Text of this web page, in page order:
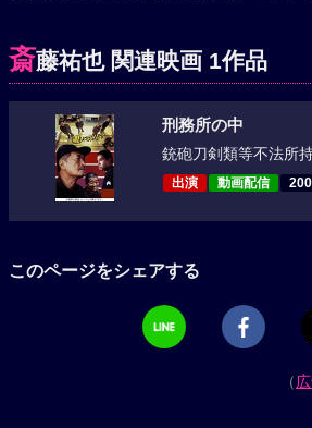
斎藤祐也 関連映画 1作品
刑務所の中
銃砲刀剣類等不法所
出演 動画配信
このページをシェアする
（